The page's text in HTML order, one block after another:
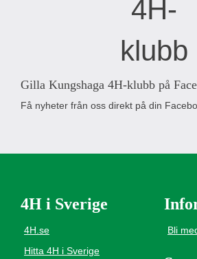
Gilla Kungshaga 4H-klubb på
Få nyheter från oss direkt på din
4H i Sverige
4H.se
Hitta 4H i Sverige
Bli